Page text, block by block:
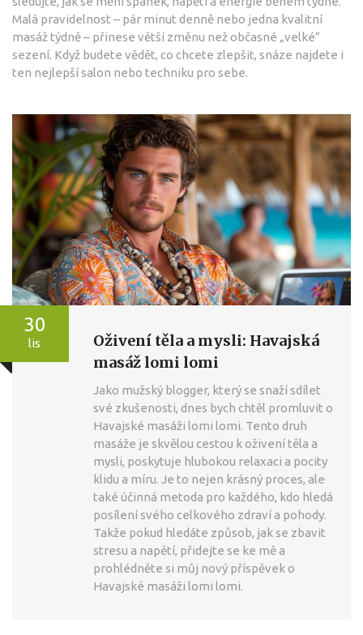
Malá pravidelnost – pár minut denně nebo jedna kvalitní
masáž týdně – přinese větší změnu než občasné „velké“
sezení. Když budete vědět, co chcete zlepšit, snáze najdete i
ten nejlepší salon nebo techniku pro sebe.
30
lis
Oživení těla a mysli: Havajská
masáž lomi lomi
Jako mužský blogger, který se snaží sdílet
své zkušenosti, dnes bych chtěl promluvit o
Havajské masáži lomi lomi. Tento druh
masáže je skvělou cestou k oživení těla a
mysli, poskytuje hlubokou relaxaci a pocity
klidu a míru. Je to nejen krásný proces, ale
také účinná metoda pro každého, kdo hledá
posílení svého celkového zdraví a pohody.
Takže pokud hledáte způsob, jak se zbavit
stresu a napětí, přidejte se ke mě a
prohlédněte si můj nový příspěvek o
Havajské masáži lomi lomi.